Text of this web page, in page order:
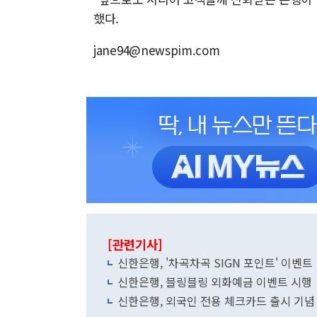
했다.
jane94@newspim.com
[관련기사]
신한은행, '차곡차곡 SIGN 포인트' 이벤트
신한은행, 블링블링 외화예금 이벤트 시행
신한은행, 외국인 전용 체크카드 출시 기